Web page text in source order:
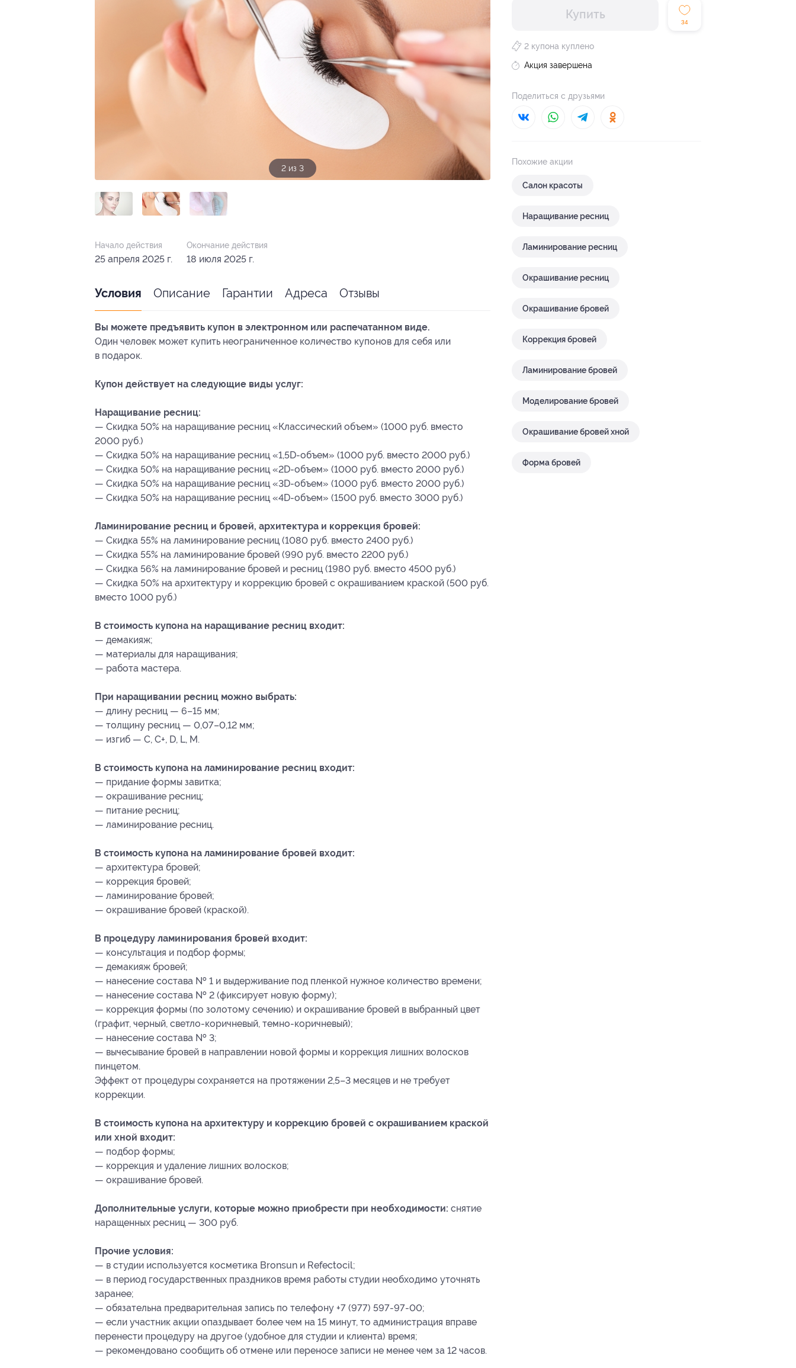
3 из 3
Купить
34
2 купона куплено
Акция завершена
Поделиться с друзьями
Похожие акции
Салон красоты
Наращивание ресниц
Ламинирование ресниц
Окрашивание ресниц
Окрашивание бровей
Коррекция бровей
Ламинирование бровей
Моделирование бровей
Окрашивание бровей хной
Форма бровей
Начало действия
25 апреля 2025 г.
Окончание действия
18 июля 2025 г.
Условия Описание Гарантии Адреса Отзывы
Вы можете предъявить купон в электронном или распечатанном виде.
Один человек может купить неограниченное количество купонов для себя или
в подарок.
Купон действует на следующие виды услуг:
Наращивание ресниц:
— Скидка 50% на наращивание ресниц «Классический объем» (1000 руб. вместо
2000 руб.)
— Скидка 50% на наращивание ресниц «1,5D-объем» (1000 руб. вместо 2000 руб.)
— Скидка 50% на наращивание ресниц «2D-объем» (1000 руб. вместо 2000 руб.)
— Скидка 50% на наращивание ресниц «3D-объем» (1000 руб. вместо 2000 руб.)
— Скидка 50% на наращивание ресниц «4D-объем» (1500 руб. вместо 3000 руб.)
Ламинирование ресниц и бровей, архитектура и коррекция бровей:
— Скидка 55% на ламинирование ресниц (1080 руб. вместо 2400 руб.)
— Скидка 55% на ламинирование бровей (990 руб. вместо 2200 руб.)
— Скидка 56% на ламинирование бровей и ресниц (1980 руб. вместо 4500 руб.)
— Скидка 50% на архитектуру и коррекцию бровей с окрашиванием краской (500 руб.
вместо 1000 руб.)
В стоимость купона на наращивание ресниц входит:
— демакияж;
— материалы для наращивания;
— работа мастера.
При наращивании ресниц можно выбрать:
— длину ресниц — 6–15 мм;
— толщину ресниц — 0,07–0,12 мм;
— изгиб — C, C+, D, L, M.
В стоимость купона на ламинирование ресниц входит:
— придание формы завитка;
— окрашивание ресниц;
— питание ресниц;
— ламинирование ресниц.
В стоимость купона на ламинирование бровей входит:
— архитектура бровей;
— коррекция бровей;
— ламинирование бровей;
— окрашивание бровей (краской).
В процедуру ламинирования бровей входит:
— консультация и подбор формы;
— демакияж бровей;
— нанесение состава № 1 и выдерживание под пленкой нужное количество времени;
— нанесение состава № 2 (фиксирует новую форму);
— коррекция формы (по золотому сечению) и окрашивание бровей в выбранный цвет
(графит, черный, светло-коричневый, темно-коричневый);
— нанесение состава № 3;
— вычесывание бровей в направлении новой формы и коррекция лишних волосков
пинцетом.
Эффект от процедуры сохраняется на протяжении 2,5–3 месяцев и не требует
коррекции.
В стоимость купона на архитектуру и коррекцию бровей с окрашиванием краской
или хной входит:
— подбор формы;
— коррекция и удаление лишних волосков;
— окрашивание бровей.
Дополнительные услуги, которые можно приобрести при необходимости: снятие
наращенных ресниц — 300 руб.
Прочие условия:
— в студии используется косметика Bronsun и Refectocil;
— в период государственных праздников время работы студии необходимо уточнять
заранее;
— обязательна предварительная запись по телефону +7 (977) 597-97-00;
— если участник акции опаздывает более чем на 15 минут, то администрация вправе
перенести процедуру на другое (удобное для студии и клиента) время;
— рекомендовано сообщить об отмене или переносе записи не менее чем за 12 часов.